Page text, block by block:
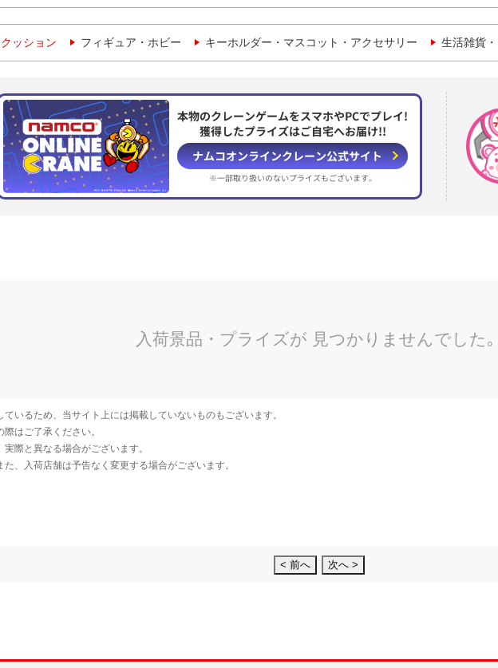
ッション フィギュア・ホビー キーホルダー・マスコット・アクセサリー 生活雑貨
本物のクレーンゲームをスマホやPCでプレイ!
獲得したプライズはご自宅へお届け!!
ナムコオンラインクレーン公式サイト
※一部取り扱いのないプライズもございます。
< 前へ 次へ >